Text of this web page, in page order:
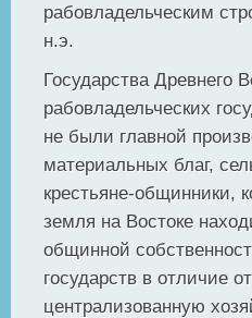
рабовладельческим
н.э.
Государства Древнего
рабовладельческих
не были главной
материальных благ,
крестьяне-общинники,
земля на Востоке
общинной
государств в отличие
централизованную